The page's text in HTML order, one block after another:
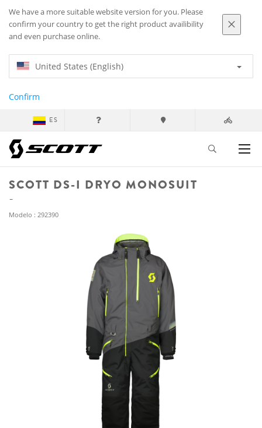
We have a more suitable website version for you. Please
confirm your country to get the right product availibility
and even purchase online.
United States (English)
Confirm
ES
SCOTT DS-I DRYO MONOSUIT
Modelo : 292390